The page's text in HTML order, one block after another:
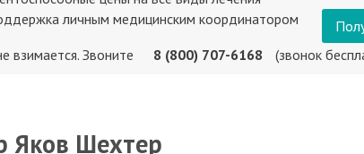
личным медицинским координатором
взимается. Звоните
8 (800) 707-6168 (звонок
Яков Шехтер